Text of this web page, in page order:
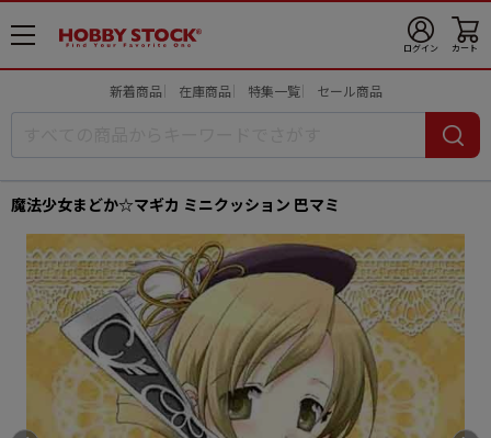
メ
ニ
ログイン カート
新着商品 在庫商品 特集一覧 セール商品
魔法少女まどか☆マギカ ミニクッション 巴マミ